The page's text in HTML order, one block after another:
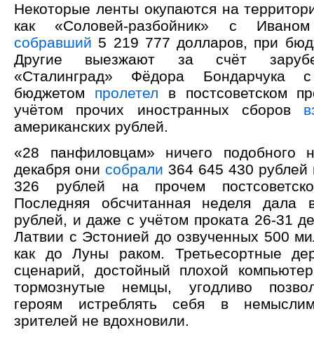
Некоторые ленты окупаются на
как «Соловей-разбойник» с
собравший 5 219 777 долларов, при
Другие выезжают за счёт
«Сталинград» Фёдора Бондарчука
бюджетом пролетел в постсоветском
учётом прочих иностранных сборов
американских рублей.
«28 панфиловцам» ничего подобного
декабря они собрали 364 645 430
326 рублей на прочем
Последняя обсчитанная неделя
рублей, и даже с учётом проката 26-31
Латвии с Эстонией до озвученных 500
как до Луны раком. Третьесортные
сценарий, достойный плохой
тормознутые немцы, угодливо
героям истреблять себя в
зрителей не вдохновили.